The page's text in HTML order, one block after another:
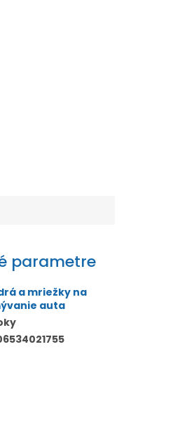
parametre
a mriežky na
auta